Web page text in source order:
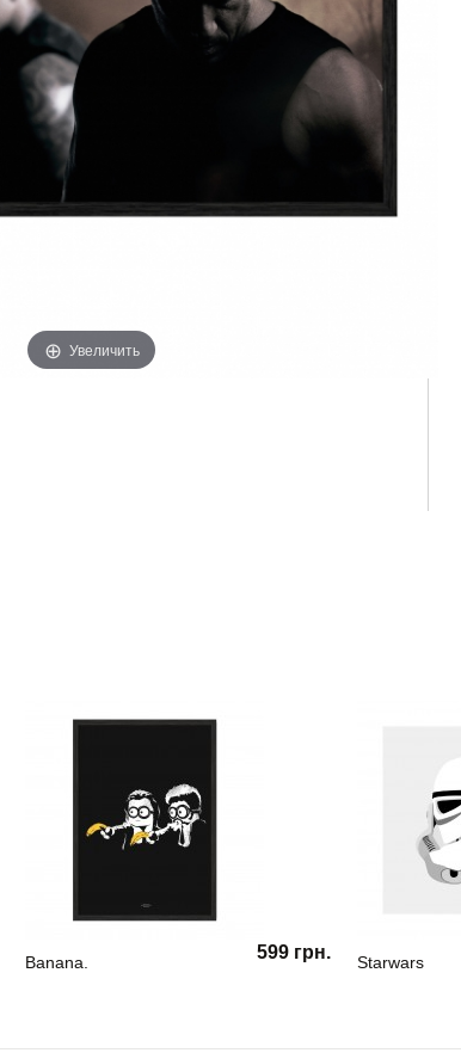
Увеличить
Banana. 599 грн. Starwars